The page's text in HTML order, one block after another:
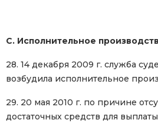
C. Исполнительное
28. 14 декабря 2009 г. служба
возбудила исполнительное
29. 20 мая 2010 г. по причине
достаточных средств для